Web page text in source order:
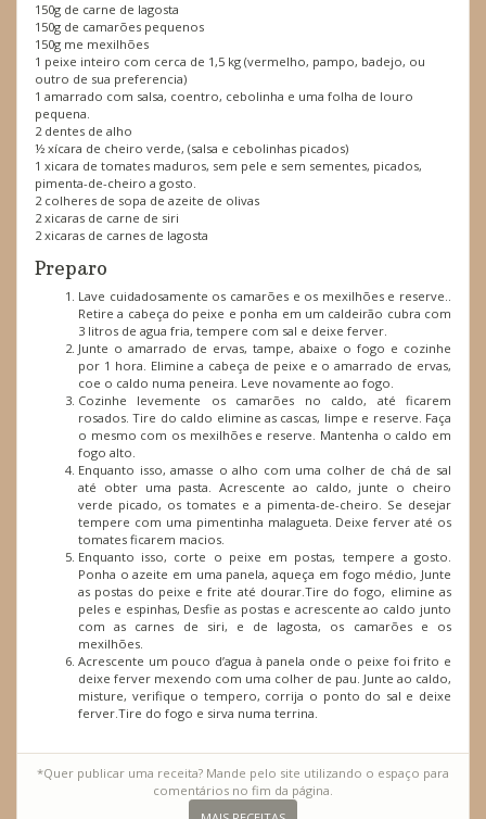
150g de carne de lagosta
150g de camarões pequenos
150g me mexilhões
1 peixe inteiro com cerca de 1,5 kg (vermelho, pampo, badejo, ou
outro de sua preferencia)
1 amarrado com salsa, coentro, cebolinha e uma folha de louro
pequena.
2 dentes de alho
½ xícara de cheiro verde, (salsa e cebolinhas picados)
1 xicara de tomates maduros, sem pele e sem sementes, picados,
pimenta-de-cheiro a gosto.
2 colheres de sopa de azeite de olivas
2 xicaras de carne de siri
2 xicaras de carnes de lagosta
Preparo
Lave cuidadosamente os camarões e os mexilhões e reserve..
Retire a cabeça do peixe e ponha em um caldeirão cubra com
3 litros de agua fria, tempere com sal e deixe ferver.
Junte o amarrado de ervas, tampe, abaixe o fogo e cozinhe
por 1 hora. Elimine a cabeça de peixe e o amarrado de ervas,
coe o caldo numa peneira. Leve novamente ao fogo.
Cozinhe levemente os camarões no caldo, até ficarem
rosados. Tire do caldo elimine as cascas, limpe e reserve. Faça
o mesmo com os mexilhões e reserve. Mantenha o caldo em
fogo alto.
Enquanto isso, amasse o alho com uma colher de chá de sal
até obter uma pasta. Acrescente ao caldo, junte o cheiro
verde picado, os tomates e a pimenta-de-cheiro. Se desejar
tempere com uma pimentinha malagueta. Deixe ferver até os
tomates ficarem macios.
Enquanto isso, corte o peixe em postas, tempere a gosto.
Ponha o azeite em uma panela, aqueça em fogo médio, Junte
as postas do peixe e frite até dourar.Tire do fogo, elimine as
peles e espinhas, Desfie as postas e acrescente ao caldo junto
com as carnes de siri, e de lagosta, os camarões e os
mexilhões.
Acrescente um pouco d’agua à panela onde o peixe foi frito e
deixe ferver mexendo com uma colher de pau. Junte ao caldo,
misture, verifique o tempero, corrija o ponto do sal e deixe
ferver.Tire do fogo e sirva numa terrina.
*Quer publicar uma receita? Mande pelo site utilizando o espaço para
comentários no fim da página.